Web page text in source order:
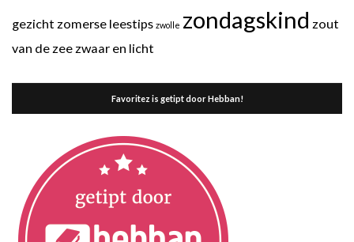
gezicht zomerse leestips zwolle zondagskind zout
van de zee zwaar en licht
Favoritez is getipt door Hebban!